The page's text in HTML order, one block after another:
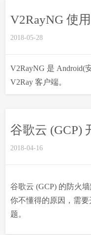
V2RayNG 使
2018-05-28
V2RayNG 是 Android(
V2Ray 客户端。
谷歌云 (GCP)
2018-04-16
谷歌云 (GCP) 的防火
你不懂得的原因，需
题。